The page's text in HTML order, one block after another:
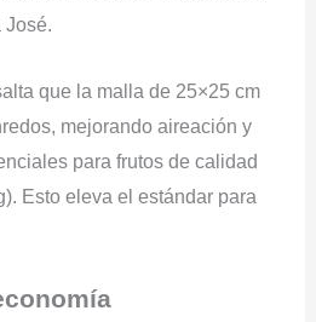
José.
que la malla de 25×25 cm
mejorando aireación y
para frutos de calidad
Esto eleva el estándar para